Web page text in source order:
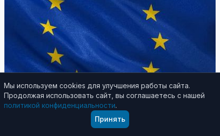
Мы используем cookies для улучшения работы сайта.
Продолжая использовать сайт, вы соглашаетесь с нашей
политикой конфиденциальности.
Принять